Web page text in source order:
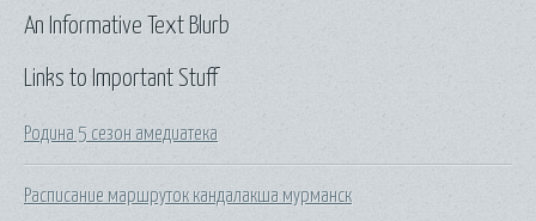
Links to Important Stuff
Родина 5 сезон амедиатека
Расписание маршруток кандалакша мурманск
An Informative Text Blurb